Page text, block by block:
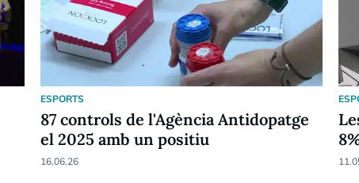
ESPORTS
87 controls de l'Agència Antidopatge
el 2025 amb un positiu
16.06.26